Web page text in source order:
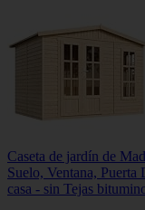
Caseta de jardín de
Suelo, Ventana, Puerta
casa - sin Tejas